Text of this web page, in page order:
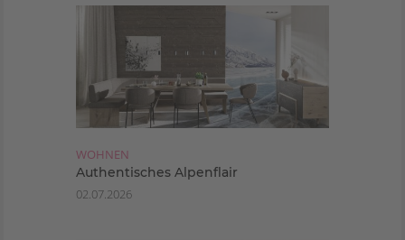
WOHNEN
Authentisches Alpenflair
02.07.2026